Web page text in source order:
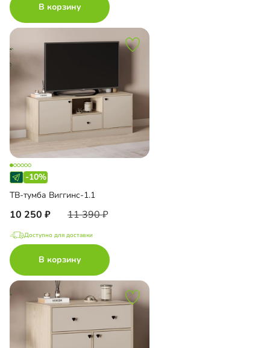
В корзину
-10%
ТВ-тумба Виггинс-1.1
10 250 11 390
Доступно для доставки
В корзину